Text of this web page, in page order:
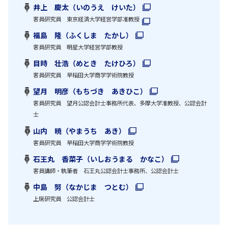
井上 慶太（いのうえ けいた）
客員研究員 東京経済大学経営学部准教授
福島 隆（ふくしま たかし）
客員研究員 明星大学経営学部教授
目時 壮浩（めとき たけひろ）
客員研究員 早稲田大学商学学術院教授
望月 明彦（もちづき あきひこ）
客員研究員 望月公認会計士事務所代表、多摩大学准教授、公認会計
士
山内 暁（やまうち あき）
客員研究員 早稲田大学商学学術院教授
石王丸 香菜子（いしおうまる かなこ）
客員講師・執筆者 石王丸公認会計士事務所、公認会計士
中島 努（なかじま つとむ）
上席研究員 公認会計士